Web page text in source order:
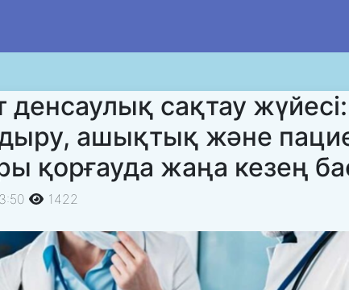
сақтау жүйесі:
ашықтық және
қорғауда жаңа кезең
1422